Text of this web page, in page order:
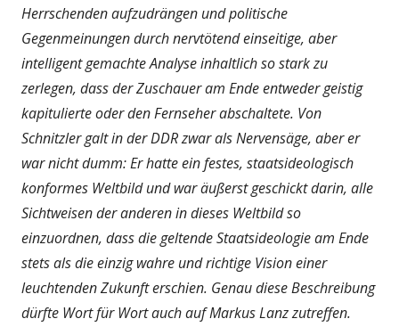
Herrschenden aufzudrängen und politische
Gegenmeinungen durch nervtötend einseitige, aber
intelligent gemachte Analyse inhaltlich so stark zu
zerlegen, dass der Zuschauer am Ende entweder geistig
kapitulierte oder den Fernseher abschaltete. Von
Schnitzler galt in der DDR zwar als Nervensäge, aber er
war nicht dumm: Er hatte ein festes, staatsideologisch
konformes Weltbild und war äußerst geschickt darin, alle
Sichtweisen der anderen in dieses Weltbild so
einzuordnen, dass die geltende Staatsideologie am Ende
stets als die einzig wahre und richtige Vision einer
leuchtenden Zukunft erschien. Genau diese Beschreibung
dürfte Wort für Wort auch auf Markus Lanz zutreffen.